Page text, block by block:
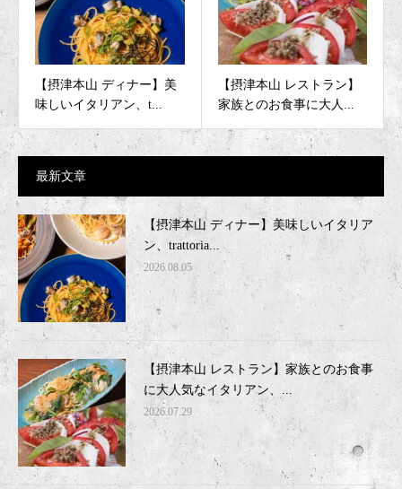
【摂津本山 ディナー】美
味しいイタリアン、t...
【摂津本山 レストラン】
家族とのお食事に大人...
最新文章
【摂津本山 ディナー】美味しいイタリア
ン、trattoria...
2026.08.05
【摂津本山 レストラン】家族とのお食事
に大人気なイタリアン、...
2026.07.29